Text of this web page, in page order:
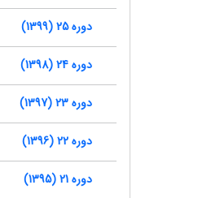
دوره 25 (1399)
دوره 24 (1398)
دوره 23 (1397)
دوره 22 (1396)
دوره 21 (1395)